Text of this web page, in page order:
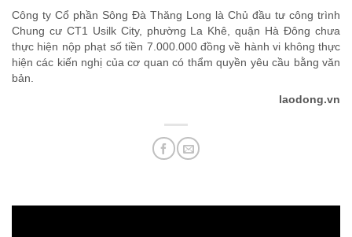
Công ty Cổ phần Sông Đà Thăng Long là Chủ đầu tư công trình
Chung cư CT1 Usilk City, phường La Khê, quận Hà Đông chưa
thực hiện nộp phạt số tiền 7.000.000 đồng về hành vi không thực
hiện các kiến nghị của cơ quan có thẩm quyền yêu cầu bằng văn
bản.
laodong.vn